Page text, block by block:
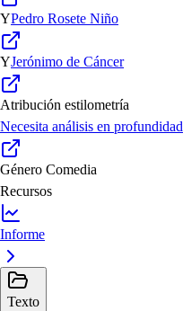
YPedro Rosete Niño
YJerónimo de Cáncer
Atribución estilometría
Necesita análisis en profundidad
Género Comedia
Recursos
Informe
Texto